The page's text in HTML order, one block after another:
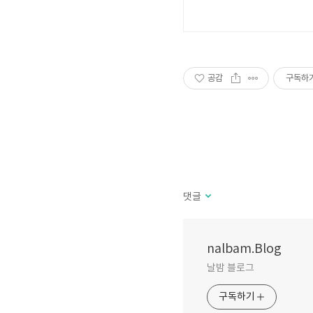
공감 구독하
댓글
nalbam.Blog
날밤 블로그
구독하기